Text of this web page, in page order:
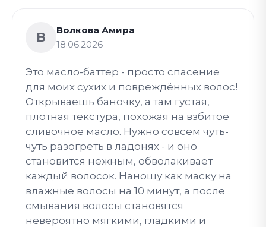
В
Волкова Амира
18.06.2026
Это масло-баттер - просто спасение
для моих сухих и повреждённых волос!
Открываешь баночку, а там густая,
плотная текстура, похожая на взбитое
сливочное масло. Нужно совсем чуть-
чуть разогреть в ладонях - и оно
становится нежным, обволакивает
каждый волосок. Наношу как маску на
влажные волосы на 10 минут, а после
смывания волосы становятся
невероятно мягкими, гладкими и